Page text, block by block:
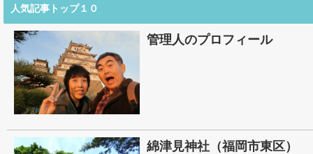
人気記事トップ１０
管理人のプロフィール
綿津見神社（福岡市東区）